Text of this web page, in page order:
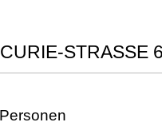
STRASSE 63